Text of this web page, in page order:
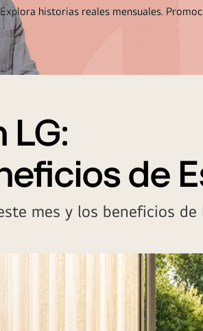
Explora historias reales mensuales.
LG:
de
mes y los beneficios